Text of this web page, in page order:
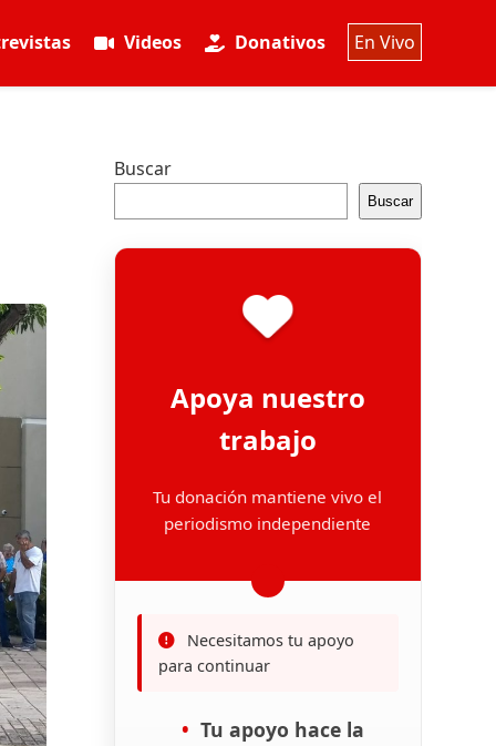
Videos Donativos En Vivo
Buscar
Buscar
Apoya nuestro
trabajo
Tu donación mantiene vivo el
periodismo independiente
Necesitamos tu apoyo
para continuar
Tu apoyo hace la